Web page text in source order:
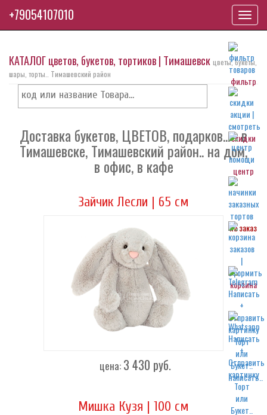
фильтр
скидки
центр
на заказ
корзина
написать..
КАТАЛОГ цветов, букетов, тортиков | Тимашевск цветы, букеты,
шары, торты.. Тимашевский район
Доставка букетов, ЦВЕТОВ, подарков... - в
Тимашевске, Тимашевский район.. на дом,
в офис, в кафе
Зайчик Лесли | 65 см
цена: 3 430 руб.
Мишка Кузя | 100 см
+79054107010